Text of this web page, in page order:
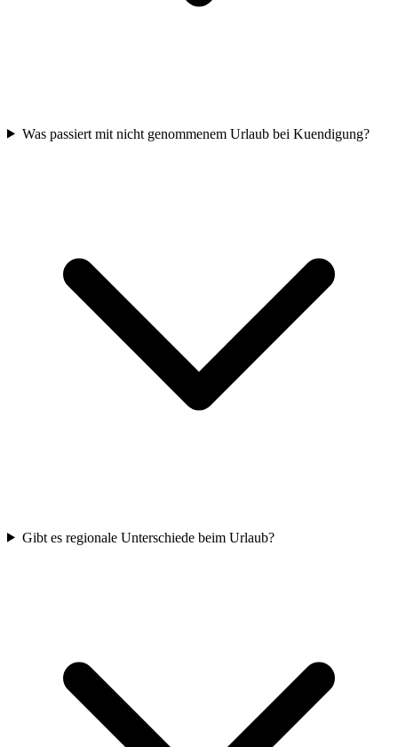
Was passiert mit nicht genommenem Urlaub bei Kuendigung?
Gibt es regionale Unterschiede beim Urlaub?